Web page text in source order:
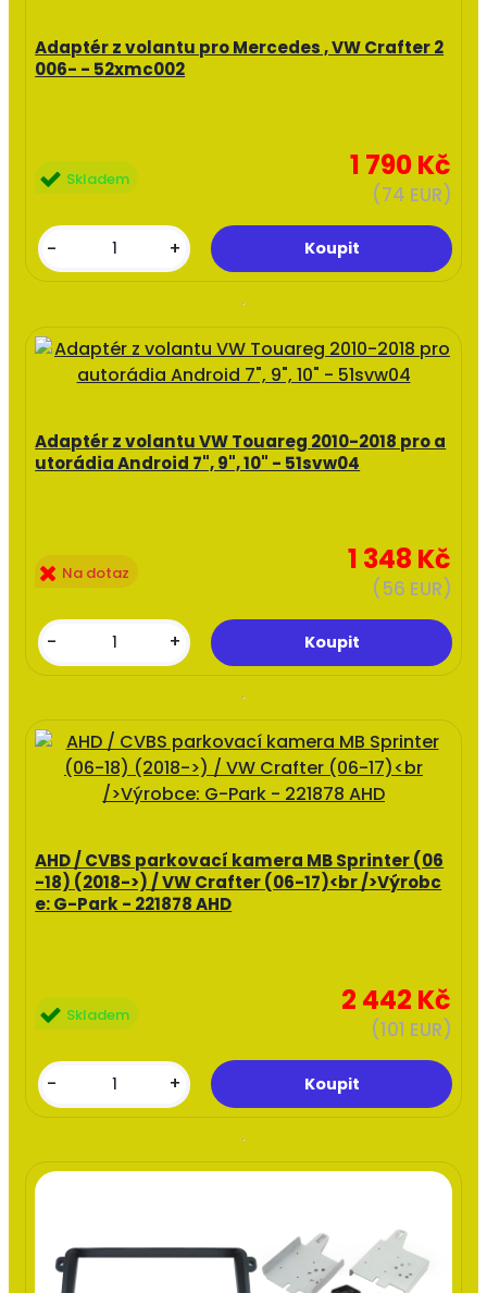
Adaptér z volantu pro Mercedes , VW Crafter 2
006- - 52xmc002
1 790 Kč
(74 EUR)
Skladem
- +
Adaptér z volantu VW Touareg 2010-2018 pro a
utorádia Android 7", 9", 10" - 51svw04
1 348 Kč
(56 EUR)
Na dotaz
- +
AHD / CVBS parkovací kamera MB Sprinter (06
-18) (2018->) / VW Crafter (06-17)<br />Výrobc
e: G-Park - 221878 AHD
2 442 Kč
(101 EUR)
Skladem
- +